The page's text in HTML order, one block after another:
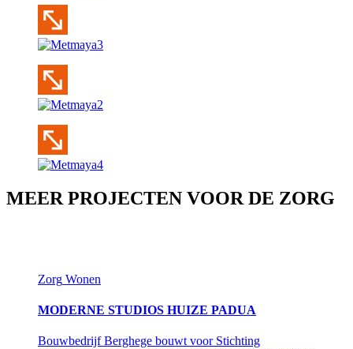
MEER PROJECTEN VOOR DE ZORG
Zorg Wonen
MODERNE STUDIOS HUIZE PADUA
Bouwbedrijf Berghege bouwt voor Stichting